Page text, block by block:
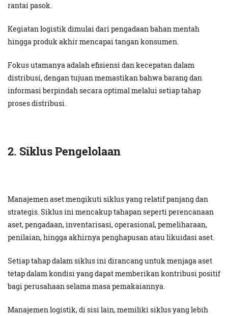
rantai pasok.
Kegiatan logistik dimulai dari pengadaan bahan mentah
hingga produk akhir mencapai tangan konsumen.
Fokus utamanya adalah efisiensi dan kecepatan dalam
distribusi, dengan tujuan memastikan bahwa barang dan
informasi berpindah secara optimal melalui setiap tahap
proses distribusi.
2. Siklus Pengelolaan
Manajemen aset mengikuti siklus yang relatif panjang dan
strategis. Siklus ini mencakup tahapan seperti perencanaan
aset, pengadaan, inventarisasi, operasional, pemeliharaan,
penilaian, hingga akhirnya penghapusan atau likuidasi aset.
Setiap tahap dalam siklus ini dirancang untuk menjaga aset
tetap dalam kondisi yang dapat memberikan kontribusi positif
bagi perusahaan selama masa pemakaiannya.
Manajemen logistik, di sisi lain, memiliki siklus yang lebih